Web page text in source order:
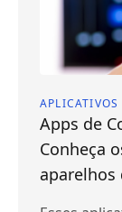
APLICATIVOS
Apps de
Conheça
aparelhos